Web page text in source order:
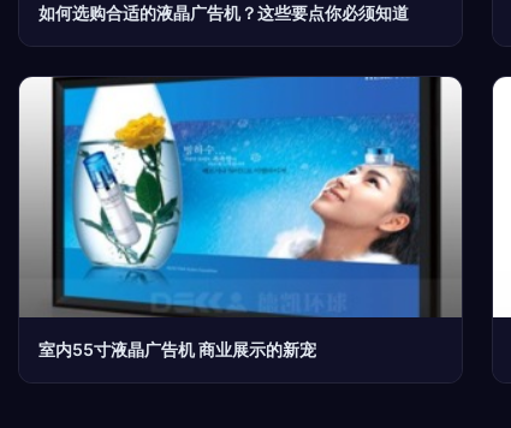
如何选购合适的液晶广告机？这些要点你必须知道
室内55寸液晶广告机 商业展示的新宠